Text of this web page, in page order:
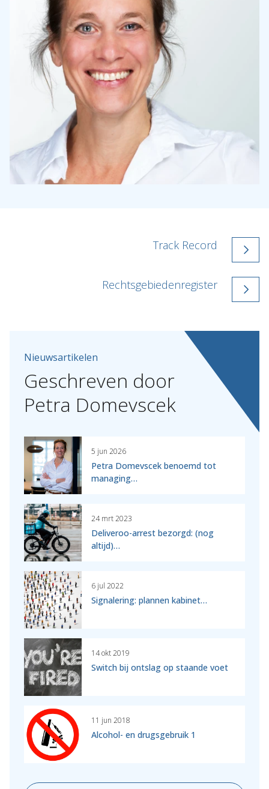
Track Record
Rechtsgebiedenregister
Nieuwsartikelen
Geschreven door
Petra Domevscek
5 jun 2026
Petra Domevscek benoemd tot
managing…
24 mrt 2023
Deliveroo-arrest bezorgd: (nog
altijd)…
6 jul 2022
Signalering: plannen kabinet…
14 okt 2019
Switch bij ontslag op staande voet
11 jun 2018
Alcohol- en drugsgebruik 1